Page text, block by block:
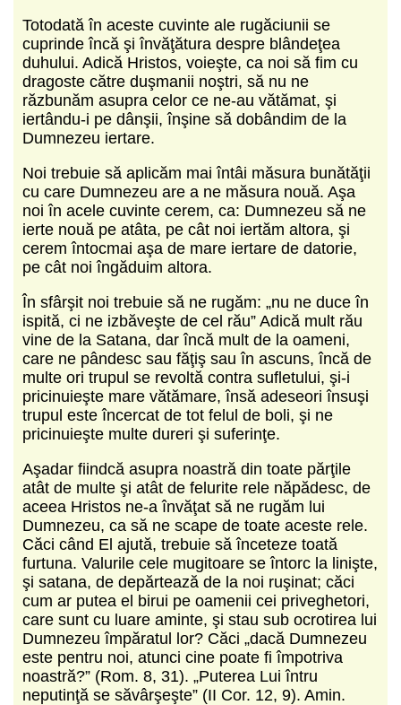
Totodată în aceste cuvinte ale rugăciunii se
cuprinde încă şi învăţătura despre blândeţea
duhului. Adică Hristos, voieşte, ca noi să fim cu
dragoste către duşmanii noştri, să nu ne
răzbunăm asupra celor ce ne-au vătămat, şi
iertându-i pe dânşii, înşine să dobândim de la
Dumnezeu iertare.
Noi trebuie să aplicăm mai întâi măsura bunătăţii
cu care Dumnezeu are a ne măsura nouă. Aşa
noi în acele cuvinte cerem, ca: Dumnezeu să ne
ierte nouă pe atâta, pe cât noi iertăm altora, şi
cerem întocmai aşa de mare iertare de datorie,
pe cât noi îngăduim altora.
În sfârşit noi trebuie să ne rugăm: „nu ne duce în
ispită, ci ne izbăveşte de cel rău” Adică mult rău
vine de la Satana, dar încă mult de la oameni,
care ne pândesc sau făţiş sau în ascuns, încă de
multe ori trupul se revoltă contra sufletului, şi-i
pricinuieşte mare vătămare, însă adeseori însuşi
trupul este încercat de tot felul de boli, şi ne
pricinuieşte multe dureri şi suferinţe.
Aşadar fiindcă asupra noastră din toate părţile
atât de multe şi atât de felurite rele năpădesc, de
aceea Hristos ne-a învăţat să ne rugăm lui
Dumnezeu, ca să ne scape de toate aceste rele.
Căci când El ajută, trebuie să înceteze toată
furtuna. Valurile cele mugitoare se întorc la linişte,
şi satana, de depărtează de la noi ruşinat; căci
cum ar putea el birui pe oamenii cei priveghetori,
care sunt cu luare aminte, şi stau sub ocrotirea lui
Dumnezeu împăratul lor? Căci „dacă Dumnezeu
este pentru noi, atunci cine poate fi împotriva
noastră?” (Rom. 8, 31). „Puterea Lui întru
neputinţă se săvârşeşte” (II Cor. 12, 9). Amin.